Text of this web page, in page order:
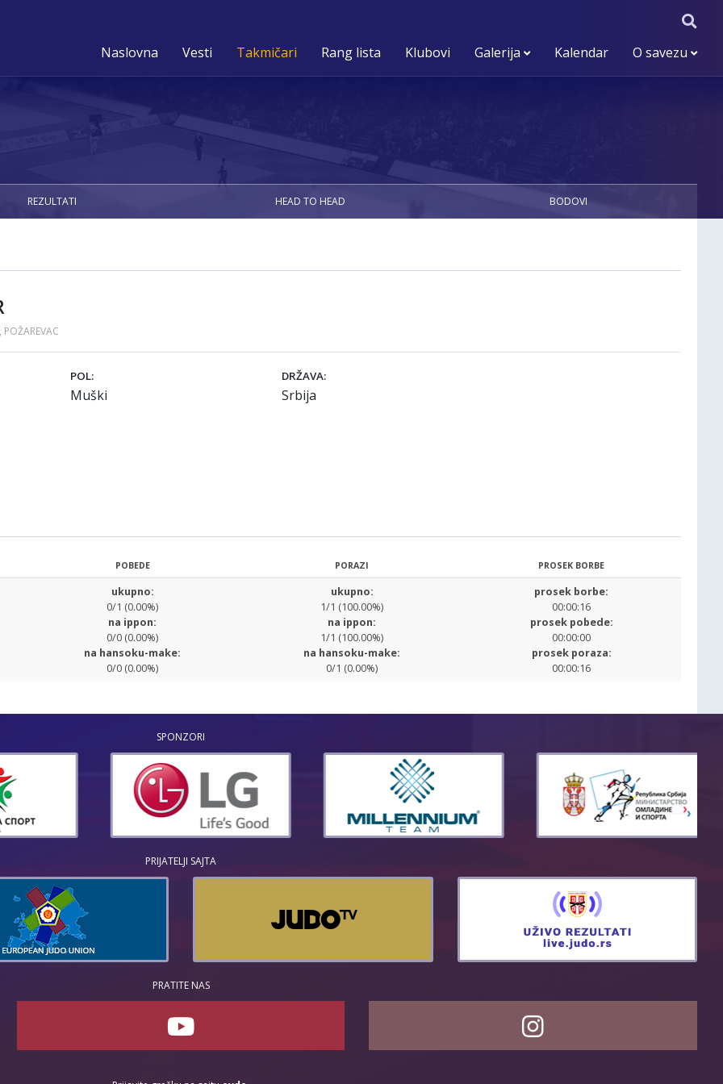
Naslovna Vesti Takmičari Rang lista Klubovi Galerija Kalendar O savezu
REZULTATI HEAD TO HEAD BODOVI
POL:
Muški
DRŽAVA:
Srbija
POBEDE PORAZI PROSEK BORBE
ukupno:
0/1 (0.00%)
na ippon:
0/0 (0.00%)
na hansoku-make:
0/0 (0.00%)
ukupno:
1/1 (100.00%)
na ippon:
1/1 (100.00%)
na hansoku-make:
0/1 (0.00%)
prosek borbe:
00:00:16
prosek pobede:
00:00:00
prosek poraza:
00:00:16
SPONZORI
PRIJATELJI SAJTA
PRATITE NAS